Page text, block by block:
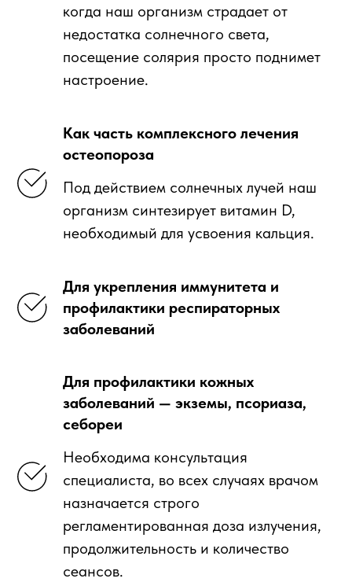
когда наш организм страдает от
недостатка солнечного света,
посещение солярия просто поднимет
настроение.
Как часть комплексного лечения
остеопороза
Под действием солнечных лучей наш
организм синтезирует витамин D,
необходимый для усвоения кальция.
Для укрепления иммунитета и
профилактики респираторных
заболеваний
Для профилактики кожных
заболеваний — экземы, псориаза,
себореи
Необходима консультация
специалиста, во всех случаях врачом
назначается строго
регламентированная доза излучения,
продолжительность и количество
сеансов.